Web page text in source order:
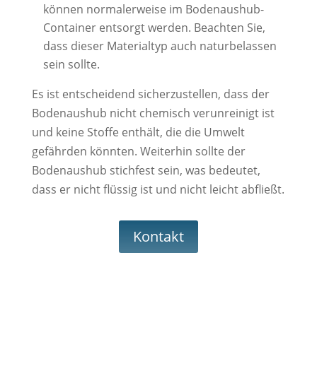
können normalerweise im Bodenaushub-
Container entsorgt werden. Beachten Sie,
dass dieser Materialtyp auch naturbelassen
sein sollte.
Es ist entscheidend sicherzustellen, dass der
Bodenaushub nicht chemisch verunreinigt ist
und keine Stoffe enthält, die die Umwelt
gefährden könnten. Weiterhin sollte der
Bodenaushub stichfest sein, was bedeutet,
dass er nicht flüssig ist und nicht leicht abfließt.
Kontakt